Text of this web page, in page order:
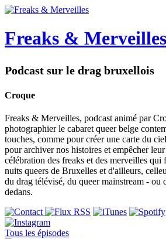
Freaks & Merveilles
Podcast sur le drag bruxellois
Croque
Freaks & Merveilles, podcast animé par
photographier le cabaret queer belge
touches, comme pour créer une carte du
pour archiver nos histoires et empêcher
célébration des freaks et des merveilles
nuits queers de Bruxelles et d'ailleurs,
du drag télévisé, du queer mainstream - ou
dedans.
Tous les épisodes